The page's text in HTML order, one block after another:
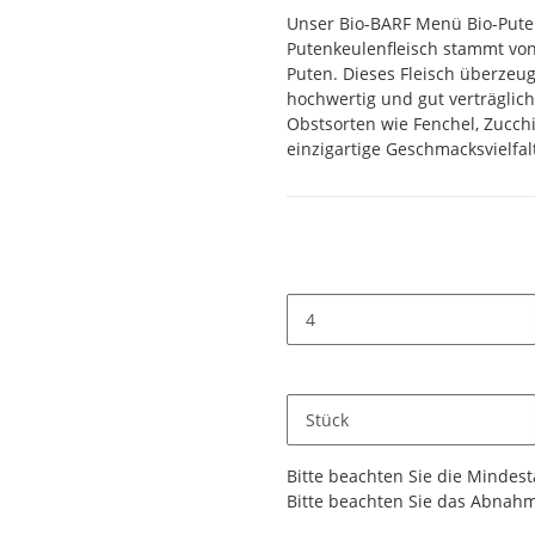
Unser Bio-BARF Menü Bio-
Putenkeulenfleisch stammt
Puten. Dieses Fleisch
hochwertig und gut
Obstsorten wie Fenchel,
einzigartige
Stück
x
Bitte beachten Sie die
Bitte beachten Sie das